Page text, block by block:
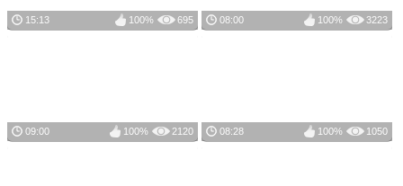
15:13 695
100% 08:00 3223
100%
09:00 2120
100% 08:28 1050
100%